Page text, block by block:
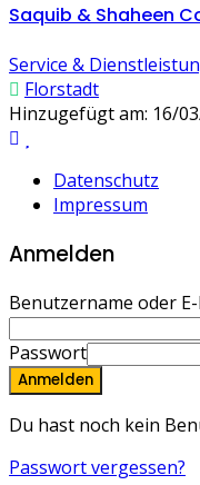
Saquib & Shaheen
Service &
Florstadt
Hinzugefügt am: 16/
Datenschutz
Impressum
Anmelden
Benutzername oder
Passwort
Anmelden
Du hast noch kein
Passwort vergessen?